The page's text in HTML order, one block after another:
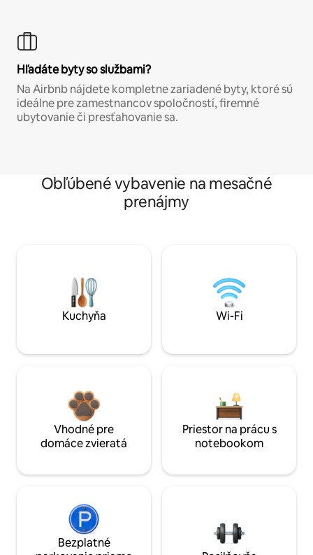
Hľadáte byty so službami?
Na Airbnb nájdete kompletne zariadené byty, ktoré sú
ideálne pre zamestnancov spoločností, firemné
ubytovanie či presťahovanie sa.
Obľúbené vybavenie na mesačné
prenájmy
Kuchyňa Wi-Fi
Vhodné pre
domáce zvieratá
Priestor na prácu s
notebookom
Bezplatné